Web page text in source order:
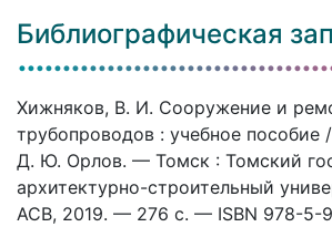
Библиографическая
Хижняков, В. И. Сооружение и
трубопроводов : учебное пособие
Д. Ю. Орлов. — Томск : Томский
архитектурно-строительный
АСВ, 2019. — 276 c. — ISBN 978-